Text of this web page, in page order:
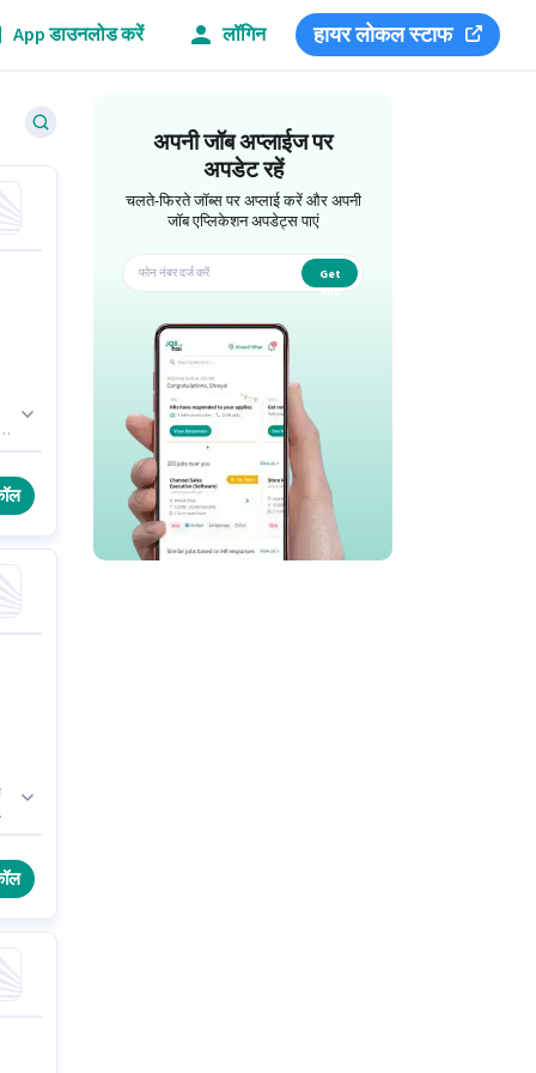
App डाउनलोड करें लॉगिन हायर लोकल स्टाफ
अपनी जॉब अप्लाईज पर
अपडेट रहें
चलते-फिरते जॉब्स पर अप्लाई करें और अपनी
जॉब एप्लिकेशन अपडेट्स पाएं
Get
app